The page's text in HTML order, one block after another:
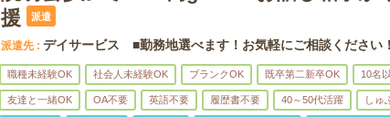
援
派遣
派遣先 デイサービス ■勤務地選べます！お気軽にご相談ください！
職種未経験OK 社会人未経験OK ブランクOK 既卒第二新卒OK 10名
友達と一緒OK OA不要 英語不要 履歴書不要 40～50代活躍 しゅ